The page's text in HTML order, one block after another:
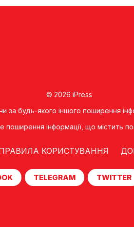
© 2026 iPress
будь-якого іншого поширення
iнформацiї, що мiстить
КОРИСТУВАННЯ
TELEGRAM TWITTER